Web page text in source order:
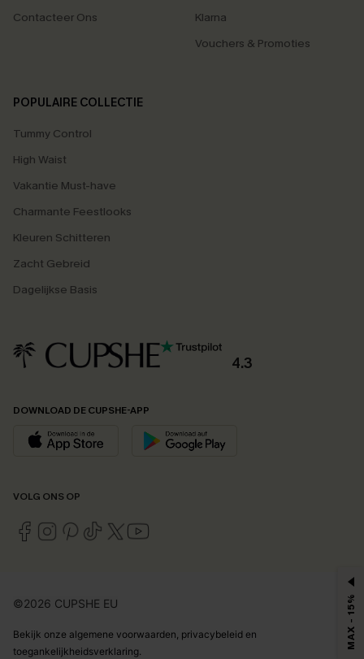
Contacteer Ons
Klarna
Vouchers & Promoties
POPULAIRE COLLECTIE
Tummy Control
High Waist
Vakantie Must-have
Charmante Feestlooks
Kleuren Schitteren
Zacht Gebreid
Dagelijkse Basis
4.3
DOWNLOAD DE CUPSHE-APP
VOLG ONS OP
©2026 CUPSHE EU
Bekijk onze algemene voorwaarden privacybeleid en
toegankelijkheidsverklaring
MAX - 15%